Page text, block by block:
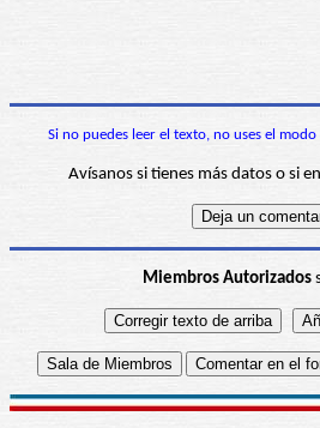
Si no puedes leer el texto, no uses el
Avísanos si tienes más datos o si
Miembros Autorizados